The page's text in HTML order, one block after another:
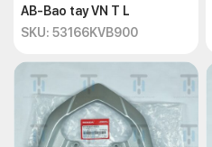
AB-Bao tay VN T L
SKU: 53166KVB900